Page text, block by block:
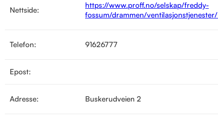
Nettside:
https://www.proff.no/selskap/freddy-
fossum/drammen/
Telefon: 91626777
Epost:
Adresse: Buskerudveien 2